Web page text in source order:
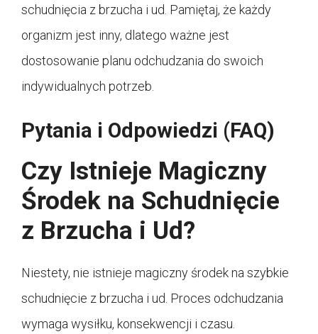
schudnięcia z brzucha i ud. Pamiętaj, że każdy
organizm jest inny, dlatego ważne jest
dostosowanie planu odchudzania do swoich
indywidualnych potrzeb.
Pytania i Odpowiedzi (FAQ)
Czy Istnieje Magiczny
Środek na Schudnięcie
z Brzucha i Ud?
Niestety, nie istnieje magiczny środek na szybkie
schudnięcie z brzucha i ud. Proces odchudzania
wymaga wysiłku, konsekwencji i czasu.